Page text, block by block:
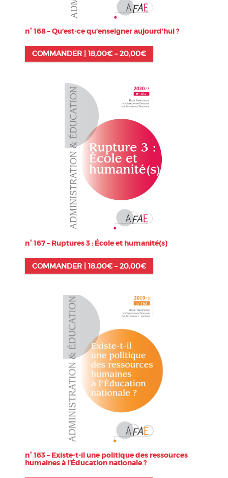
n° 168 – Qu’est-ce qu’enseigner aujourd’hui ?
COMMANDER | 18,00€–20,00€
n° 167 – Ruptures 3 : École et humanité(s)
COMMANDER | 18,00€–20,00€
n° 163 – Existe-t-il une politique des ressources
humaines à l’Éducation nationale ?